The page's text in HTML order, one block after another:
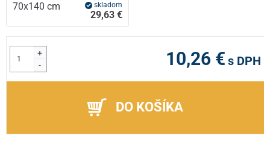
70x140 cm skladom
29,63 €
+
-
10,26 € s DPH
DO KOŠÍKA